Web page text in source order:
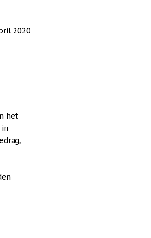
2020
het
in